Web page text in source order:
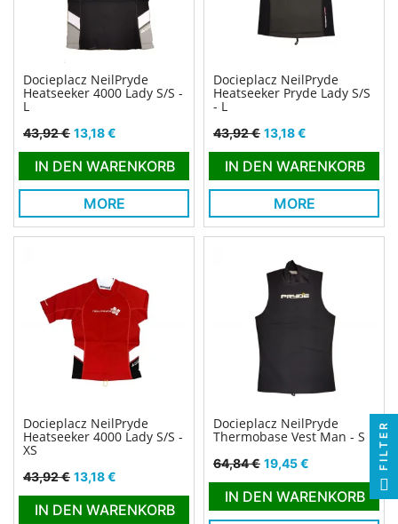
Docieplacz NeilPryde
Heatseeker 4000 Lady S/S -
L
Verkaufspreis
43,92 € Preis
13,18 €
IN DEN WARENKORB
MORE
Docieplacz NeilPryde
Heatseeker Pryde Lady S/S
- L
Verkaufspreis
43,92 € Preis
13,18 €
IN DEN WARENKORB
MORE
Docieplacz NeilPryde
Heatseeker 4000 Lady S/S -
XS
Verkaufspreis
43,92 € Preis
13,18 €
IN DEN WARENKORB
Docieplacz NeilPryde
Thermobase Vest Man - S
Verkaufspreis
64,84 € Preis
19,45 €
IN DEN WARENKORB
FILTER